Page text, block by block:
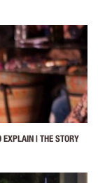
| THE STORY